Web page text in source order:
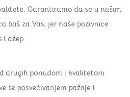
Garantiramo da se u našim
baš za Vas, jer naše pozivnice
i džep.
drugih ponudom i kvalitetom
te posvećivanjem pažnje i